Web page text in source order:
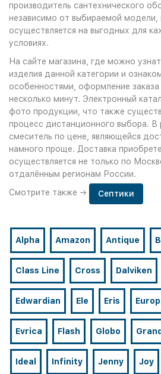
производитель сантехнического
независимо от выбираемой
осуществляется на выгодных для
условиях.
На сайте магазина, где можно
изделия данной категории и
особенностями, оформление заказа
несколько минут. Электронный
фото продукции, что также
процесс дистанционного выбора. В
смеситель по цене, являющейся
намного проще. Доставка
осуществляется не только по
отдалённым регионам России.
Смотрите также →
Септики
Alpha Amazon Antique
Class Line Cross Dalviken
Edwardian Ele Eris
Evrica Flash Globo Grand
Ideal Infinity Jenny Joy